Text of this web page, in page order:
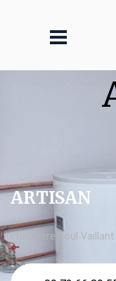
ARTISAN
chaudière fioul Vaillant